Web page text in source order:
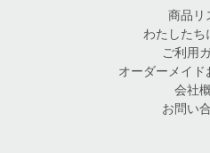
商品リ
わたしたち
ご利用
オーダーメイド
会社
お問い